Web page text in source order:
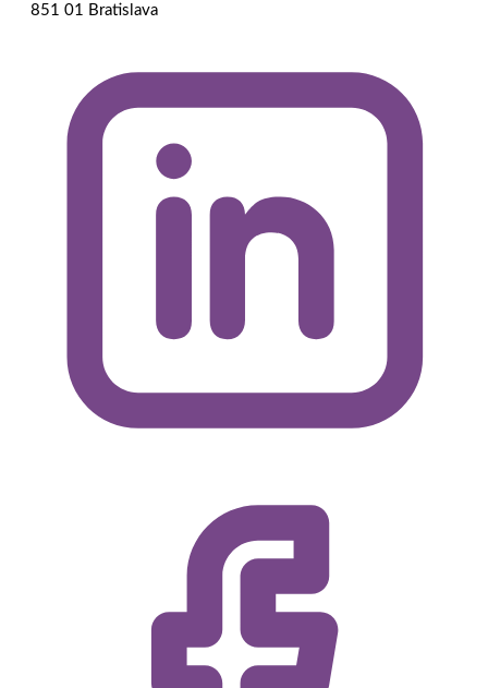
851 01 Bratislava